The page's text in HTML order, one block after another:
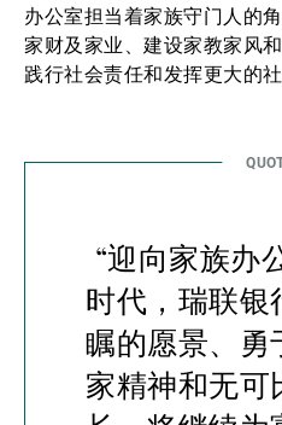
办公室担当着家族守门人的
家财及家业、建设家教家风
践行社会责任和发挥更大的社
“迎向家族办
时代，瑞联银
瞩的愿景、勇
家精神和无可